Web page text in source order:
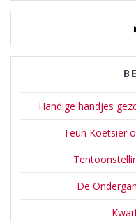
Handige handjes
Teun Koetsier
De